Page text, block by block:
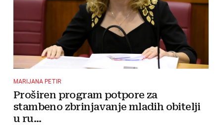
MARIJANA PETIR
Proširen program potpore za
stambeno zbrinjavanje mladih obitelji
u ru...